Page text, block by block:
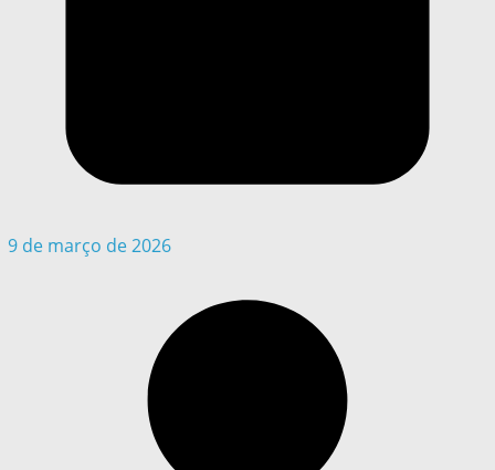
9 de março de 2026